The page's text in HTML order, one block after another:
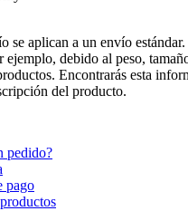
se aplican a un envío
ejemplo, debido al peso,
Encontrarás esta
del producto.
pedido?
pago